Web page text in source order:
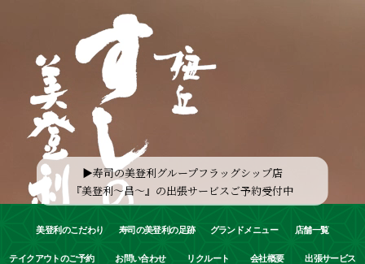
▶︎寿司の美登利グループフラッグシップ店
『美登利～昌～』の出張サービスご予約受付中
美登利のこだわり 寿司の美登利の足跡 グランドメニュー 店舗一覧
テイクアウトのご予約 お問い合わせ リクルート 会社概要 出張サービス